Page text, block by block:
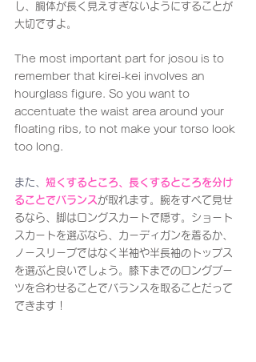
し、胴体が長く見えすぎないようにすることが
大切ですよ。
The most important part for josou is to
remember that kirei-kei involves an
hourglass figure. So you want to
accentuate the waist area around your
floating ribs, to not make your torso look
too long.
また、 短くするところ、長くするところを分け
ることでバランス が取れます。腕をすべて見せ
るなら、脚はロングスカートで隠す。ショート
スカートを選ぶなら、カーディガンを着るか、
ノースリーブではなく半袖や半長袖のトップス
を選ぶと良いでしょう。膝下までのロングブー
ツを合わせることでバランスを取ることだって
できます！